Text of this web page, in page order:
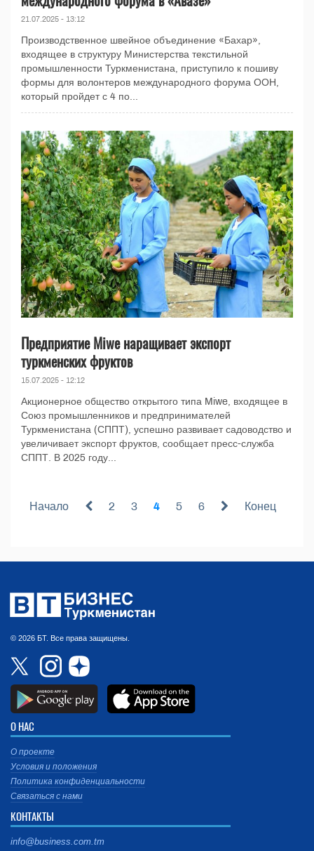
21.07.2025 - 13:12
Производственное швейное объединение «Бахар»,
входящее в структуру Министерства текстильной
промышленности Туркменистана, приступило к пошиву
формы для волонтеров международного форума ООН,
который пройдет с 4 по...
Предприятие Miwe наращивает экспорт
туркменских фруктов
15.07.2025 - 12:12
Акционерное общество открытого типа Miwe, входящее в
Союз промышленников и предпринимателей
Туркменистана (СППТ), успешно развивает садоводство и
увеличивает экспорт фруктов, сообщает пресс-служба
СППТ. В 2025 году...
Начало 2 3 4 5 6 Конец
© 2026 БТ. Все права защищены.
О НАС
О проекте
Условия и положения
Политика конфиденциальности
Связаться с нами
КОНТАКТЫ
info@business.com.tm